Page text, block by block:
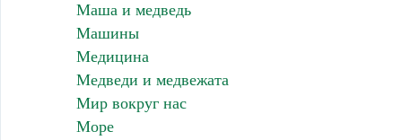
Маша и медведь
Машины
Медицина
Медведи и медвежата
Мир вокруг нас
Море